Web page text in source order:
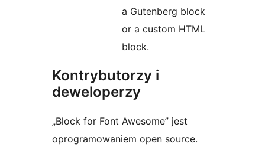
a Gutenberg block
or a custom HTML
block.
Kontrybutorzy i
deweloperzy
„Block for Font Awesome” jest
oprogramowaniem open source.